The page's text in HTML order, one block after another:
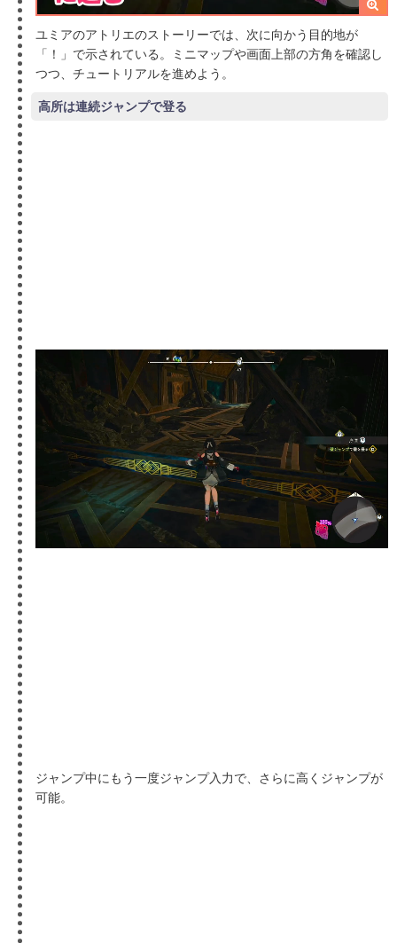
ユミアのアトリエのストーリーでは、次に向かう目的地が
「！」で示されている。ミニマップや画面上部の方角を確認し
つつ、チュートリアルを進めよう。
高所は連続ジャンプで登る
ジャンプ中にもう一度ジャンプ入力で、さらに高くジャンプが
可能。